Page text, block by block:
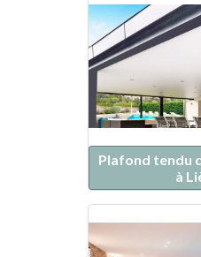
Plafond tendu
à